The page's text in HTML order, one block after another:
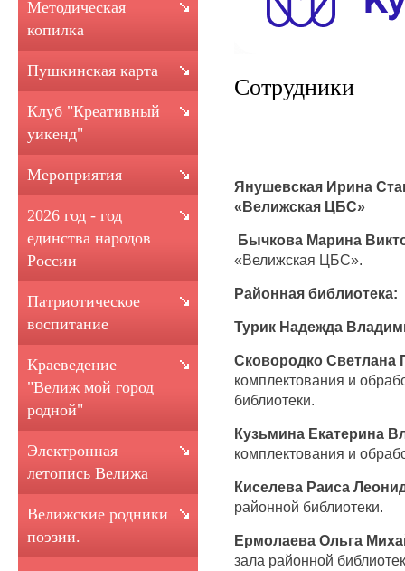
Сотрудники
Янушевская Ирина
«Велижская ЦБС»
Бычкова Марина
«Велижская ЦБС».
Районная библиотека:
Турик Надежда
Сковородко Светлана
комплектования и
библиотеки.
Кузьмина Екатерина
комплектования и
Киселева Раиса
районной библиотеки.
Ермолаева Ольга
зала районной
Методическая
копилка
Пушкинская карта
Клуб "Креативный
уикенд"
Мероприятия
2026 год - год
единства народов
России
Патриотическое
воспитание
Краеведение
"Велиж мой город
родной"
Электронная
летопись Велижа
Велижские родники
поэзии.